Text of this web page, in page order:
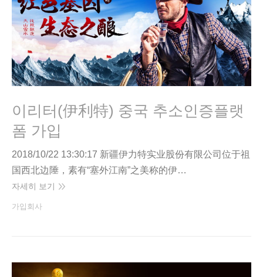
이리터(伊利特) 중국 추소인증플랫
폼 가입
2018/10/22 13:30:17 新疆伊力特实业股份有限公司位于祖
国西北边陲，素有“塞外江南”之美称的伊…
자세히 보기
가입회사